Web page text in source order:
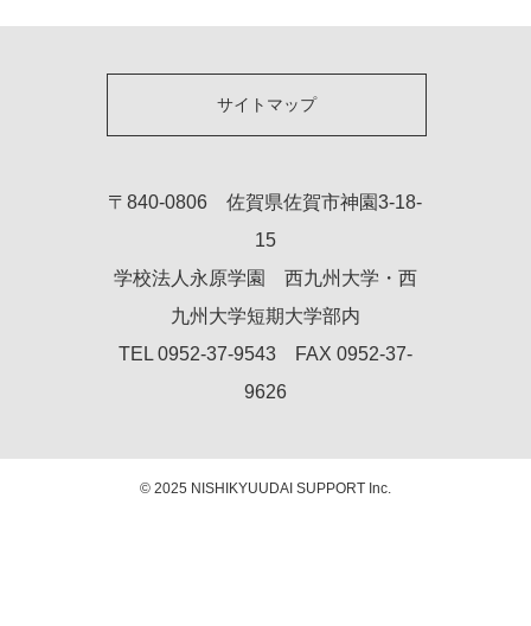
サイトマップ
〒840-0806 佐賀県佐賀市神園3-18-
15
学校法人永原学園 西九州大学・西
九州大学短期大学部内
TEL 0952-37-9543 FAX 0952-37-
9626
© 2025 NISHIKYUUDAI SUPPORT Inc.